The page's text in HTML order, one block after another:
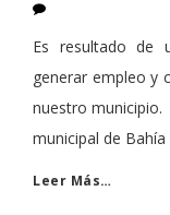
Es resultado de
generar empleo y
nuestro municipio.
municipal de
Leer Más…